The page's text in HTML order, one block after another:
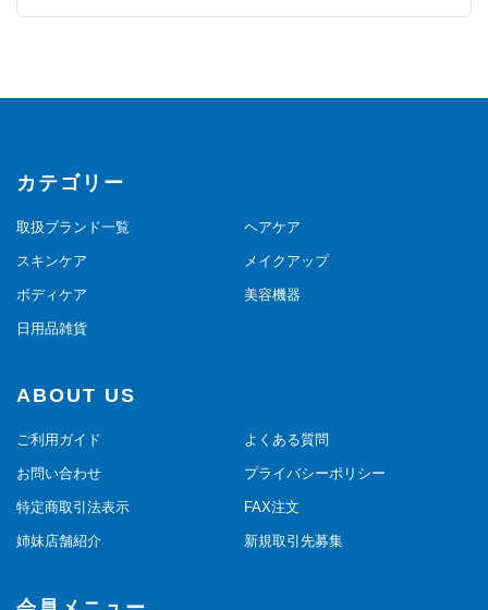
カテゴリー
取扱ブランド一覧 ヘアケア
スキンケア メイクアップ
ボディケア 美容機器
日用品雑貨
ABOUT US
ご利用ガイド よくある質問
お問い合わせ プライバシーポリシー
特定商取引法表示 FAX注文
姉妹店舗紹介 新規取引先募集